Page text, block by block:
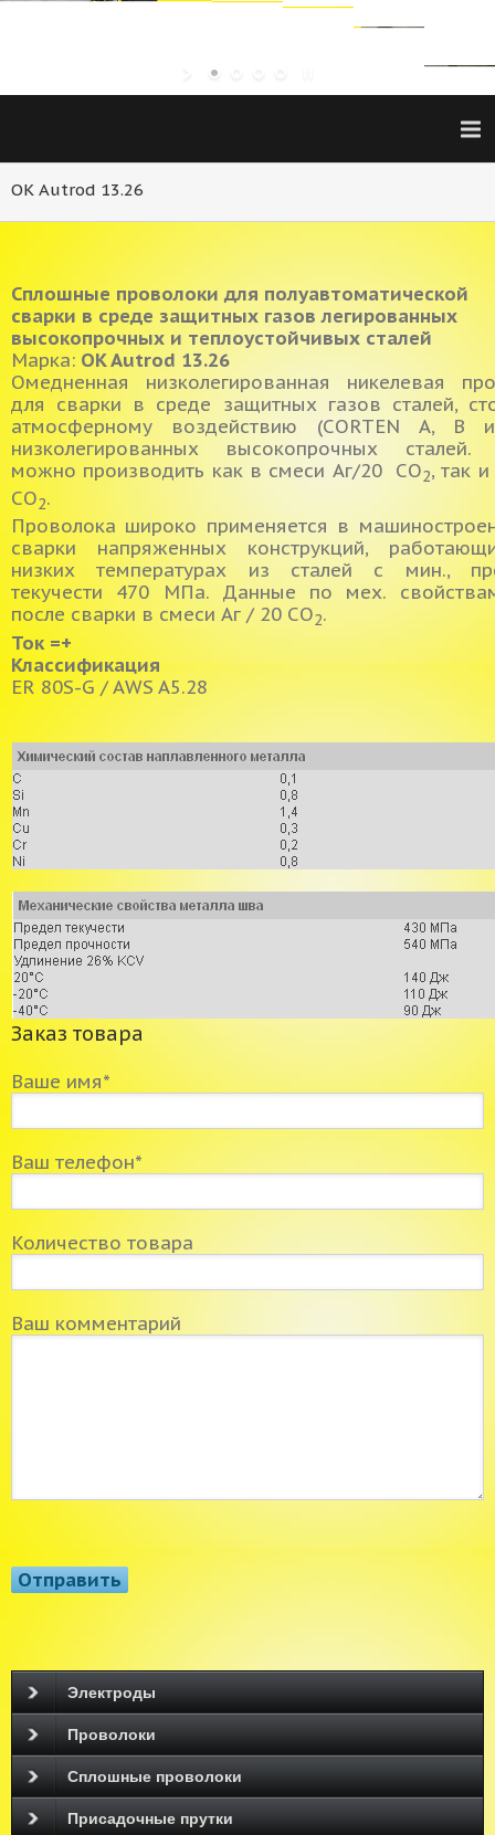
OK Autrod 13.26
Сплошные проволоки для полуавтоматической
сварки в среде защитных газов легированных
высокопрочных и теплоустойчивых сталей
Марка: OK Autrod 13.26
Омедненная низколегированная никелевая
для сварки в среде защитных газов сталей,
атмосферному воздействию (CORTEN А,
низколегированных высокопрочных сталей.
можно производить как в смеси Аг/20 СО2, так
СО2.
Проволока широко применяется в
сварки напряженных конструкций,
низких температурах из сталей с мин.,
текучести 470 МПа. Данные по мех.
после сварки в смеси Аг / 20 СО2.
Ток =+
Классификация
ER 80S-G / AWS A5.28
Заказ товара
Ваше имя*
Ваш телефон*
Количество товара
Ваш комментарий
Электроды
Проволоки
Сплошные проволоки
Присадочные прутки